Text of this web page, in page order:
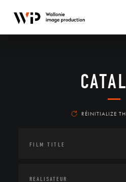
RÉINITIALIZE